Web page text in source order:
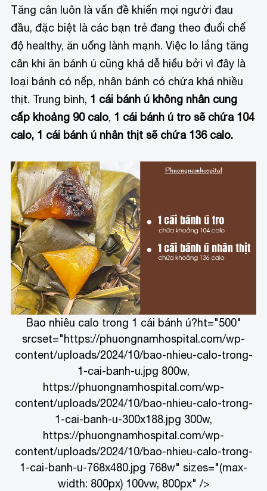
Tăng cân luôn là vấn đề khiến mọi người đau
đầu, đặc biệt là các bạn trẻ đang theo đuổi chế
độ healthy, ăn uống lành mạnh. Việc lo lắng tăng
cân khi ăn bánh ú cũng khá dễ hiểu bởi vì đây là
loại bánh có nếp, nhân bánh có chứa khá nhiều
thịt. Trung bình, 1 cái bánh ú không nhân cung
cấp khoảng 90 calo, 1 cái bánh ú tro sẽ chứa 104
calo, 1 cái bánh ú nhân thịt sẽ chứa 136 calo.
Bao nhiêu calo trong 1 cái bánh ú?ht="500"
srcset="https://phuongnamhospital.com/wp-
content/uploads/2024/10/bao-nhieu-calo-trong-
1-cai-banh-u.jpg 800w,
https://phuongnamhospital.com/wp-
content/uploads/2024/10/bao-nhieu-calo-trong-
1-cai-banh-u-300x188.jpg 300w,
https://phuongnamhospital.com/wp-
content/uploads/2024/10/bao-nhieu-calo-trong-
1-cai-banh-u-768x480.jpg 768w" sizes="(max-
width: 800px) 100vw, 800px" />